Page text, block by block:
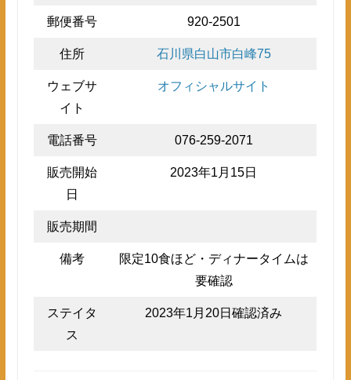
郵便番号 920-2501
住所 石川県白山市白峰75
ウェブサ
イト
オフィシャルサイト
電話番号 076-259-2071
販売開始
日
2023年1月15日
販売期間
備考
限定10食ほど・ディナータイムは
要確認
ステイタ
ス
2023年1月20日確認済み